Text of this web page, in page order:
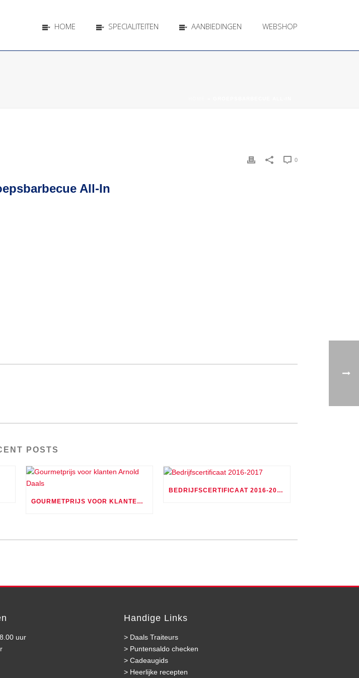
HOME SPECIALITEITEN AANBIEDINGEN WEBSHOP
0
All-In
POSTS
GOURMETPRIJS VOOR KLANTEN ARNOLD DAALS
BEDRIJFSCERTIFICAAT 2016-2017
uur
Handige Links
> Daals Traiteurs
> Puntensaldo checken
>Cadeaugids
> Heerlijke recepten